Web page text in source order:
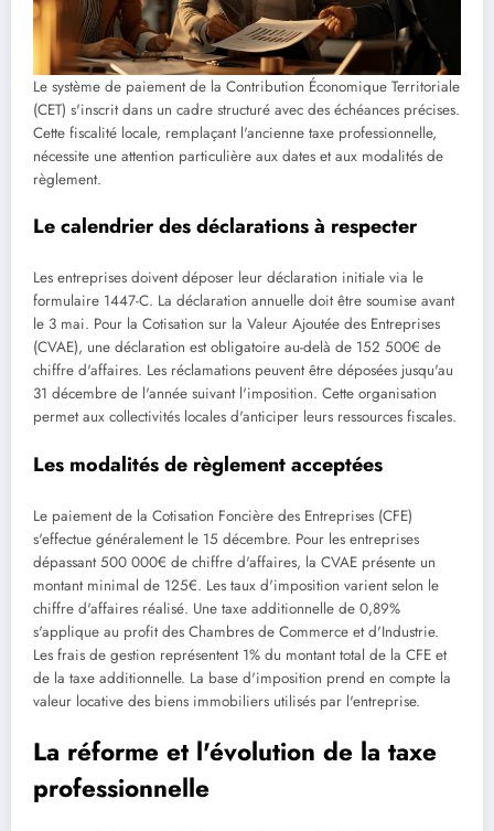
Le système de paiement de la Contribution Économique Territoriale
(CET) s'inscrit dans un cadre structuré avec des échéances précises.
Cette fiscalité locale, remplaçant l'ancienne taxe professionnelle,
nécessite une attention particulière aux dates et aux modalités de
règlement.
Le calendrier des déclarations à respecter
Les entreprises doivent déposer leur déclaration initiale via le
formulaire 1447-C. La déclaration annuelle doit être soumise avant
le 3 mai. Pour la Cotisation sur la Valeur Ajoutée des Entreprises
(CVAE), une déclaration est obligatoire au-delà de 152 500€ de
chiffre d'affaires. Les réclamations peuvent être déposées jusqu'au
31 décembre de l'année suivant l'imposition. Cette organisation
permet aux collectivités locales d'anticiper leurs ressources fiscales.
Les modalités de règlement acceptées
Le paiement de la Cotisation Foncière des Entreprises (CFE)
s'effectue généralement le 15 décembre. Pour les entreprises
dépassant 500 000€ de chiffre d'affaires, la CVAE présente un
montant minimal de 125€. Les taux d'imposition varient selon le
chiffre d'affaires réalisé. Une taxe additionnelle de 0,89%
s'applique au profit des Chambres de Commerce et d'Industrie.
Les frais de gestion représentent 1% du montant total de la CFE et
de la taxe additionnelle. La base d'imposition prend en compte la
valeur locative des biens immobiliers utilisés par l'entreprise.
La réforme et l'évolution de la taxe
professionnelle